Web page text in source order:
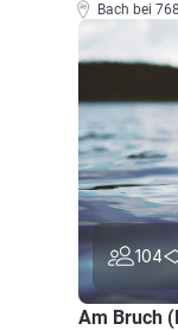
Bach bei
104
Am Bruch